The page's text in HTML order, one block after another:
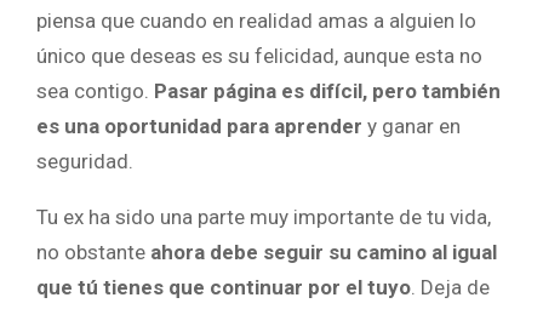
piensa que cuando en realidad amas a alguien lo
único que deseas es su felicidad, aunque esta no
sea contigo. Pasar página es difícil, pero también
es una oportunidad para aprender y ganar en
seguridad.
Tu ex ha sido una parte muy importante de tu vida,
no obstante ahora debe seguir su camino al igual
que tú tienes que continuar por el tuyo. Deja de